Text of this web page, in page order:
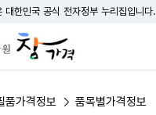
대한민국 공식 전자정부 누리집입니다.
품가격정보 품목별가격정보